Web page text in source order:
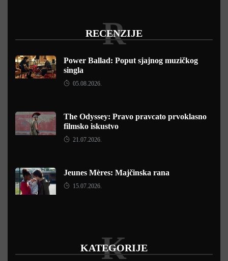
RECENZIJE
R
Power Ballad: Poput sjajnog muzičkog
singla
05.08.2026.
The Odyssey: Pravo pravcato prvoklasno
filmsko iskustvo
21.07.2026.
Jeunes Mères: Majčinska rana
15.07.2026.
KATEGORIJE
K